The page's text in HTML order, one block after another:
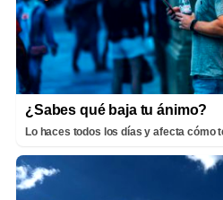
¿Sabes qué baja tu ánimo?
Lo haces todos los días y afecta cómo